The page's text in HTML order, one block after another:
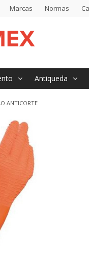
Marcas Normas
Antiqueda
ANTICORTE